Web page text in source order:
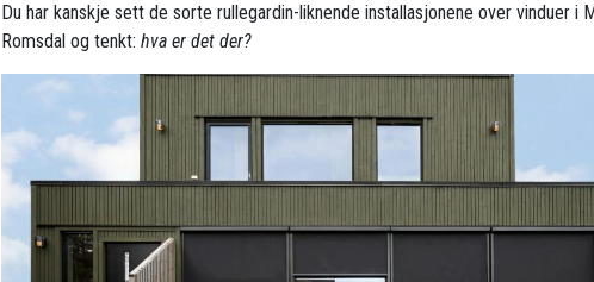
Du har kanskje sett de sorte rullegardin-liknende installasjonene over vinduer i
Romsdal og tenkt: hva er det der?